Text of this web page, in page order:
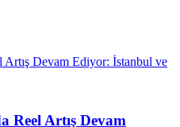
Reel Artış Devam